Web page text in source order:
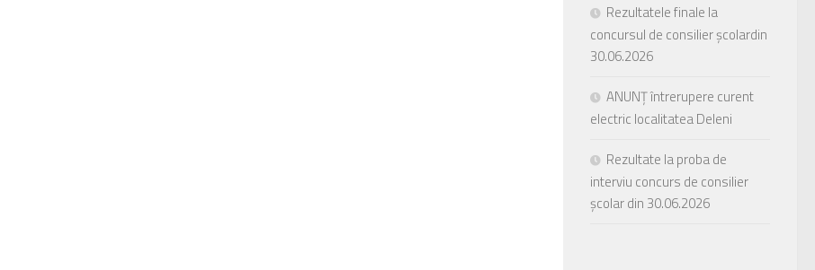
Rezultatele finale la
concursul de consilier școlardin
30.06.2026
ANUNȚ întrerupere curent
electric localitatea Deleni
Rezultate la proba de
interviu concurs de consilier
școlar din 30.06.2026